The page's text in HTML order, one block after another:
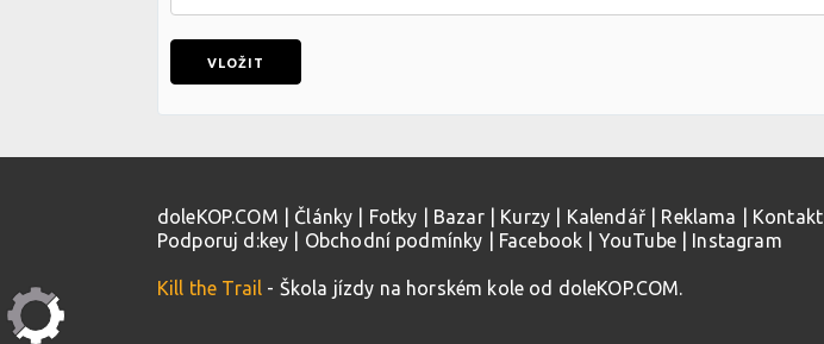
doleKOP.COM Články Fotky Bazar| Kurzy Kalendář| Reklama Kontakt
Podporuj d:key
Obchodní podmínky Facebook YouTube| Instagram
Kill the Trail - Škola jízdy na horském kole od doleKOP.COM.